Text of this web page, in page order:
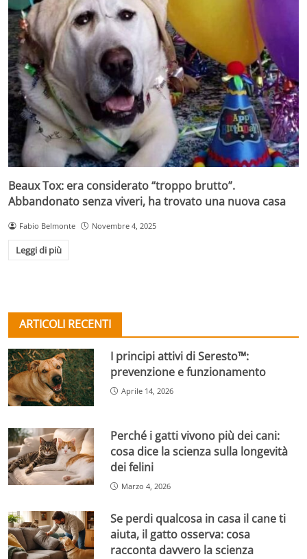
Beaux Tox: era considerato “troppo brutto”.
Abbandonato senza viveri, ha trovato una nuova casa
Fabio Belmonte Novembre 4, 2025
Leggi di più
ARTICOLI RECENTI
I principi attivi di Seresto™:
prevenzione e funzionamento
Aprile 14, 2026
Perché i gatti vivono più dei cani:
cosa dice la scienza sulla longevità
dei felini
Marzo 4, 2026
Se perdi qualcosa in casa il cane ti
aiuta, il gatto osserva: cosa
racconta davvero la scienza